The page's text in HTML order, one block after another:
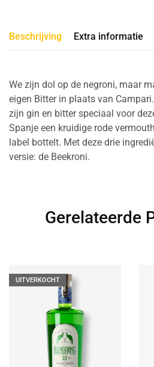
Beschrijving Extra informatie
We zijn dol op de negroni, maar
eigen Bitter in plaats van
zijn gin en bitter speciaal voor
Spanje een kruidige rode
label bottelt. Met deze drie
versie: de Beekroni.
Gerelateerde
UITVERKOCHT